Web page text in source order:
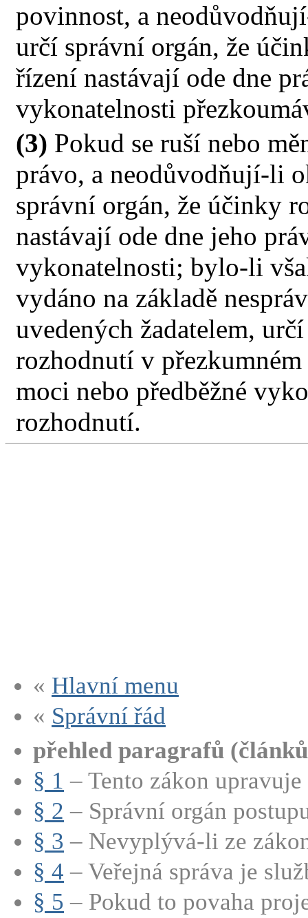
povinnost, a
určí správní orgán, že
řízení nastávají ode dne
vykonatelnosti
(3) Pokud se ruší nebo
právo, a neodůvodňují-li
správní orgán, že účinky
nastávají ode dne jeho
vykonatelnosti; bylo-li
vydáno na základě
uvedených žadatelem,
rozhodnutí v
moci nebo předběžné
rozhodnutí.
« Hlavní menu
« Správní řád
přehled paragrafů
§ 1 – Tento zákon
§ 2 – Správní orgán
§ 3 – Nevyplývá-li ze
§ 4 – Veřejná správa je
§ 5 – Pokud to povaha